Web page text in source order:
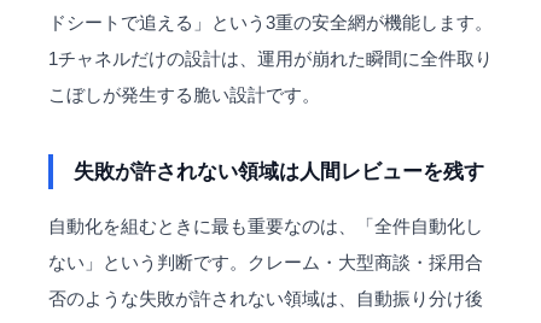
ドシートで追える」という3重の安全網が機能します。
1チャネルだけの設計は、運用が崩れた瞬間に全件取り
こぼしが発生する脆い設計です。
失敗が許されない領域は人間レビューを残す
自動化を組むときに最も重要なのは、「全件自動化し
ない」という判断です。クレーム・大型商談・採用合
否のような失敗が許されない領域は、自動振り分け後